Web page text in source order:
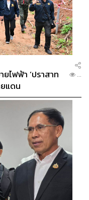
ไฟฟ้า ‘ปราสาท
แดน
...